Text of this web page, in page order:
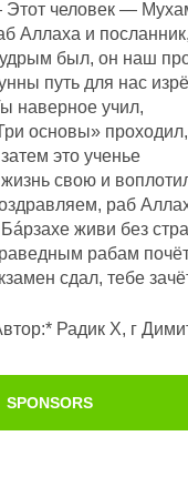
человек —
Аллаха и посланник,
был, он наш
путь для нас
наверное учил,
основы» проходил,
это ученье
свою и
раб
живи без
рабам
сдал, тебе
Радик Х, г
SPONSORS